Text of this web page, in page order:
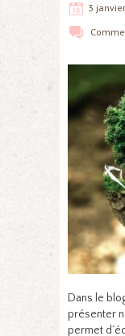
3
Dans le
présenter
permet